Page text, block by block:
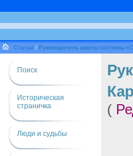
Статьи / Руководитель школы системы
Поиск
Историческая
страничка
Люди и судьбы
(